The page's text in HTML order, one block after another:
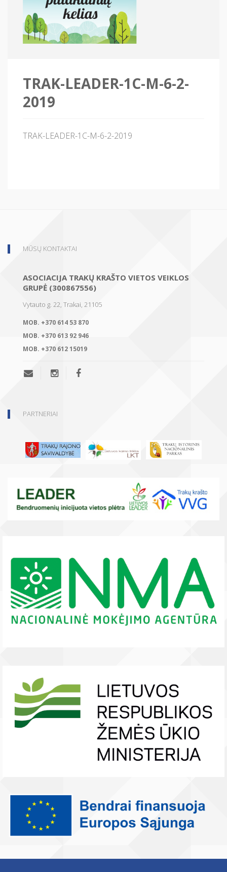
TRAK-LEADER-1C-M-6-2-
2019
TRAK-LEADER-1C-M-6-2-2019
MŪSŲ KONTAKTAI
ASOCIACIJA TRAKŲ KRAŠTO VIETOS VEIKLOS
GRUPĖ (300867556)
Vytauto g. 22, Trakai, 21105
MOB. +370 614 53 870
MOB. +370 613 92 946
MOB. +370 612 15019
PARTNERIAI